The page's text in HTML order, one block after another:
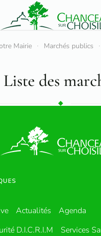
au contenu principal
Mairie Marchés publics
Liste des
Actualités
Agenda
D.I.C.R.I.M
Services